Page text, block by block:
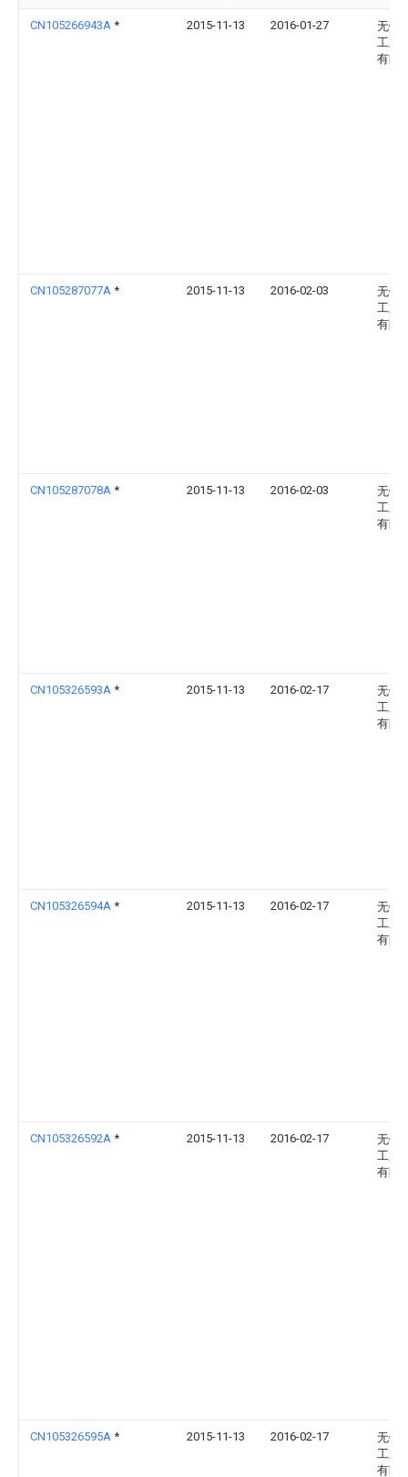
CN105266943A * 2015-11-13 2016-01-27
无锡
工业
有限
CN105287077A * 2015-11-13 2016-02-03
无锡
工业
有限
CN105287078A * 2015-11-13 2016-02-03
无锡
工业
有限
CN105326593A * 2015-11-13 2016-02-17
无锡
工业
有限
CN105326594A * 2015-11-13 2016-02-17
无锡
工业
有限
CN105326592A * 2015-11-13 2016-02-17
无锡
工业
有限
CN105326595A * 2015-11-13 2016-02-17
无锡
工业
有限